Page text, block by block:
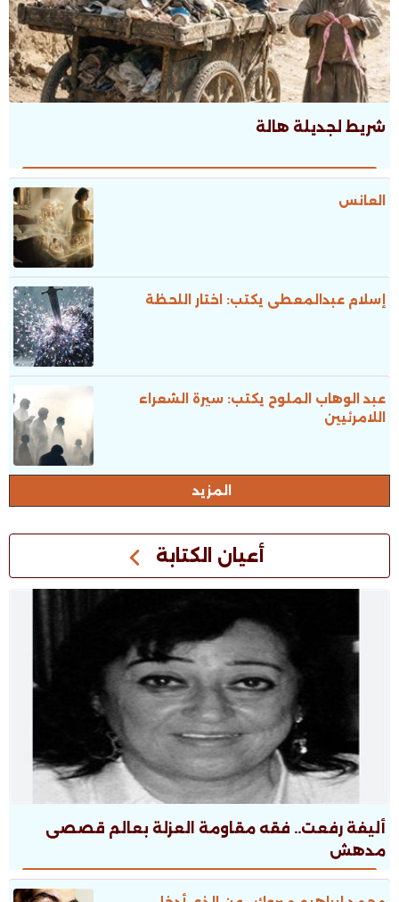
شريط لجديلة هالة
العانس
إسلام عبدالمعطى يكتب: اختار اللحظة
عبد الوهاب الملوح يكتب: سيرة الشعراء
اللامرئيين
المزيد
أعيان الكتابة
أليفة رفعت.. فقه مقاومة العزلة بعالم قصصى
مدهش